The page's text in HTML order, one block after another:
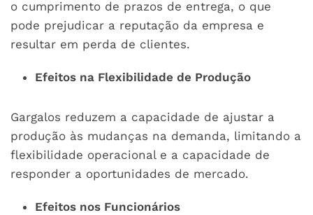
o cumprimento de prazos de entrega, o que
pode prejudicar a reputação da empresa e
resultar em perda de clientes.
Efeitos na Flexibilidade de Produção
Gargalos reduzem a capacidade de ajustar a
produção às mudanças na demanda, limitando a
flexibilidade operacional e a capacidade de
responder a oportunidades de mercado.
Efeitos nos Funcionários